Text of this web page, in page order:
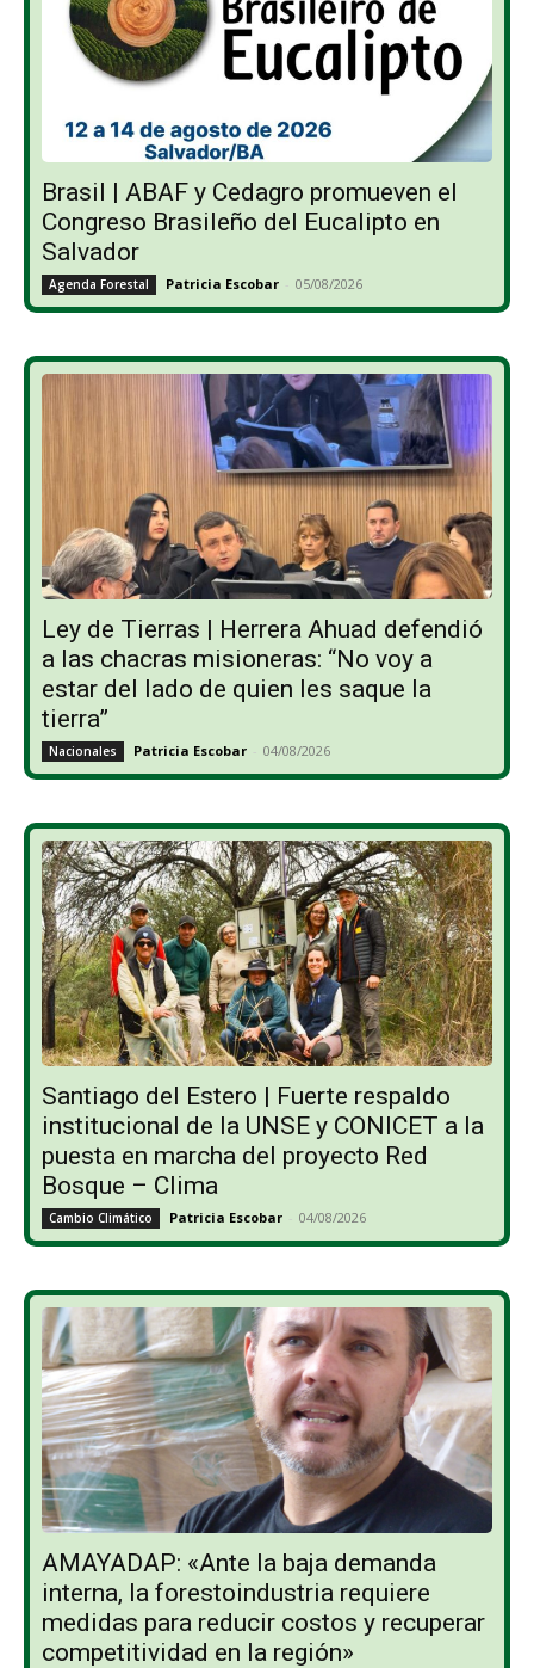
Brasil | ABAF y Cedagro promueven el
Congreso Brasileño del Eucalipto en
Salvador
Agenda Forestal Patricia Escobar - 05/08/2026
Ley de Tierras | Herrera Ahuad defendió
a las chacras misioneras: “No voy a
estar del lado de quien les saque la
tierra”
Nacionales Patricia Escobar - 04/08/2026
Santiago del Estero | Fuerte respaldo
institucional de la UNSE y CONICET a la
puesta en marcha del proyecto Red
Bosque – Clima
Cambio Climático Patricia Escobar - 04/08/2026
AMAYADAP: «Ante la baja demanda
interna, la forestoindustria requiere
medidas para reducir costos y recuperar
competitividad en la región»